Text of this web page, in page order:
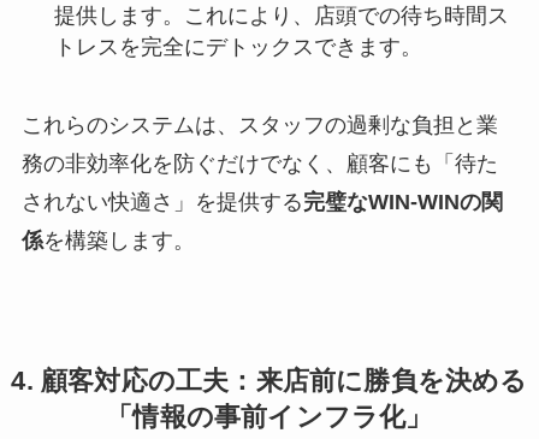
提供します。これにより、店頭での待ち時間ス
トレスを完全にデトックスできます。
これらのシステムは、スタッフの過剰な負担と業
務の非効率化を防ぐだけでなく、顧客にも「待た
されない快適さ」を提供する完璧なWIN-WINの関
係を構築します。
4. 顧客対応の工夫：来店前に勝負を決める
「情報の事前インフラ化」